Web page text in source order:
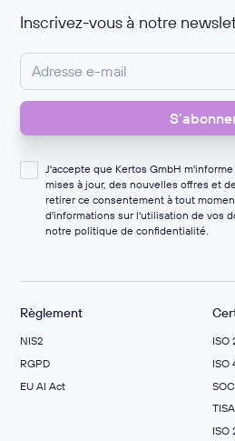
Inscrivez-vous à notre
J'accepte que Kertos GmbH
mises à jour, des nouvelles offres et
retirer ce consentement à tout
d'informations sur l'utilisation de vos
notre politique de confidentialité.
Règlement
NIS2
RGPD
EU AI Act
ISO
ISO
ISO